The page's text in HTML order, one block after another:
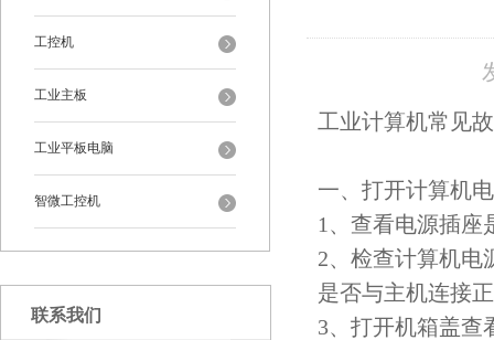
工控机
工业主板
工业平板电脑
智微工控机
联系我们
工业计算机常见
一、打开计算机
1、查看电源插座
2、检查计算机电
是否与主机连接
3、打开机箱盖查